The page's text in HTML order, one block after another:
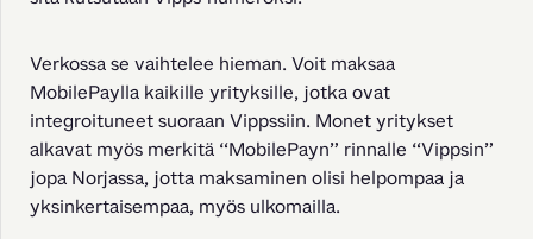
Verkossa se vaihtelee hieman. Voit maksaa
MobilePaylla kaikille yrityksille, jotka ovat
integroituneet suoraan Vippssiin. Monet yritykset
alkavat myös merkitä “MobilePayn” rinnalle “Vippsin”
jopa Norjassa, jotta maksaminen olisi helpompaa ja
yksinkertaisempaa, myös ulkomailla.